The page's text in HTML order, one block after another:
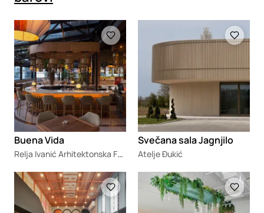
Loading
Buena Vida
Relja Ivanić Arhitektonska Fotografija
Svečana sala Jagnjilo
Atelje Đukić
Loading Loading